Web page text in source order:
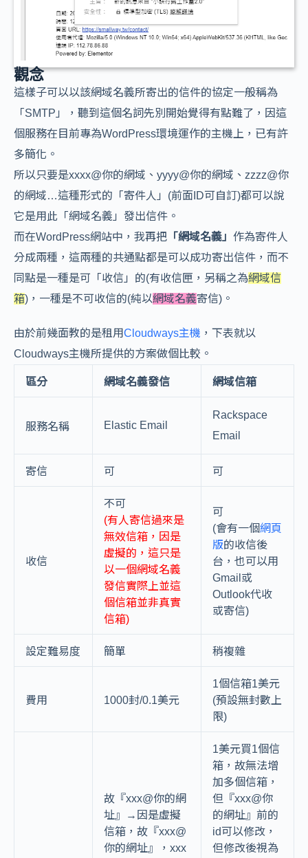
觀念
這樣子可以以該網域名義所寄出的信件的協定一般稱為
「SMTP」，聽到這個名詞先別開始覺得有點難了，因這
個服務在目前專為WordPress環境運作的主機上，已有許
多簡化。
所以只要是xxxx@你的網域、yyyy@你的網域、zzzz@你
的網域…這種形式的「寄件人」(前面ID可自訂)都可以說
它是用此「網域名義」發出信件。
而在WordPress網站中，我再把 「網域名義」 作為寄件人
分成兩種，這兩種的共通點都是可以成功寄出信件，而不
同點是一種是可「收信」的(有收信匣，另稱之為網域信
箱)，一種是不可收信的(純以網域名義寄信)。
由於前幾面教的是租用Cloudways主機 ，下表就以
Cloudways主機所提供的方案做個比較。
區分 網域名義發信 網域信箱
服務名稱 Elastic Email
Rackspace
Email
寄信 可 可
收信
不可
(有人寄信過來是
無效信箱，因是
虛擬的，這只是
以一個網域名義
發信實際上並這
個信箱並非真實
信箱)
可
(會有一個網頁
版的收信後
台，也可以用
Gmail或
Outlook代收
或寄信)
設定難易度 簡單 稍複雜
費用 1000封/0.1美元
1個信箱1美元
(預設無封數上
限)
故『xxx@你的網
址』→因是虛擬
信箱，故『xxx@
你的網址』，xxx
1美元買1個信
箱，故無法增
加多個信箱，
但『xxx@你
的網址』前的
id可以修改，
但修改後視為